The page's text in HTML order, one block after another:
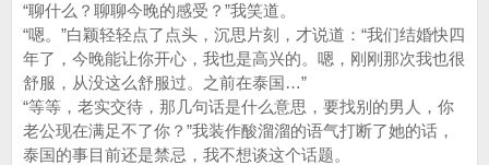
“聊什么？聊聊今晚的感受？”我笑道。
“嗯。”白颖轻轻点了点头，沉思片刻，才说道：“我们结婚快四
年了，今晚能让你开心，我也是高兴的。嗯，刚刚那次我也很
舒服，从没这么舒服过。之前在泰国…”
“等等，老实交待，那几句话是什么意思，要找别的男人，你
老公现在满足不了你？”我装作酸溜溜的语气打断了她的话，
泰国的事目前还是禁忌，我不想谈这个话题。